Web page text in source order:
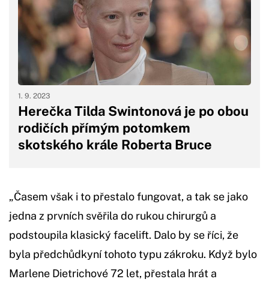
Herečka Tilda Swintonová je po obou
rodičích přímým potomkem
skotského krále Roberta Bruce
1. 9. 2023
„Časem však i to přestalo fungovat, a tak se jako
jedna z prvních svěřila do rukou chirurgů a
podstoupila klasický facelift. Dalo by se říci, že
byla předchůdkyní tohoto typu zákroku. Když bylo
Marlene Dietrichové 72 let, přestala hrát a